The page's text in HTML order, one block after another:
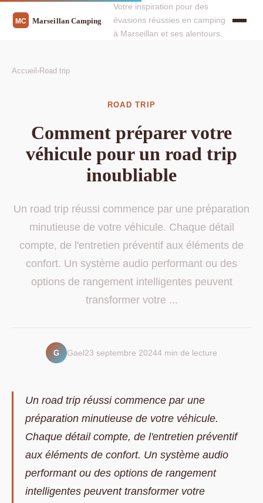
Votre inspiration pour des
évasions réussies en camping
à Marseillan et ses alentours.
Accueil ›Road trip
ROAD TRIP
Comment préparer votre
véhicule pour un road trip
inoubliable
Un road trip réussi commence par une préparation
minutieuse de votre véhicule. Chaque détail
compte, de l'entretien préventif aux éléments de
confort. Un système audio performant ou des
options de rangement intelligentes peuvent
transformer votre ...
G Gael23 septembre 20244 min de lecture
Un road trip réussi commence par une
préparation minutieuse de votre véhicule.
Chaque détail compte, de l'entretien préventif
aux éléments de confort. Un système audio
performant ou des options de rangement
intelligentes peuvent transformer votre